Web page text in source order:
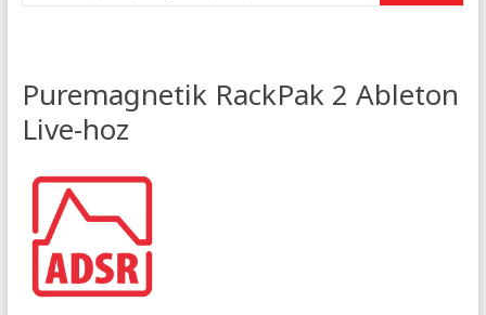
Puremagnetik RackPak 2 Ableton
Live-hoz